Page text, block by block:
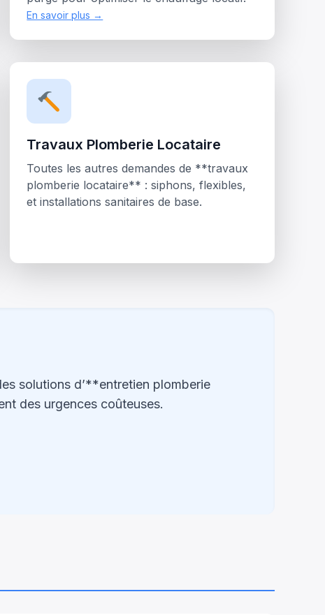
En savoir plus →
Travaux Plomberie Locataire
Toutes les autres demandes de **travaux
plomberie locataire** : siphons, flexibles,
et installations sanitaires de base.
solutions d’**entretien plomberie
des urgences coûteuses.